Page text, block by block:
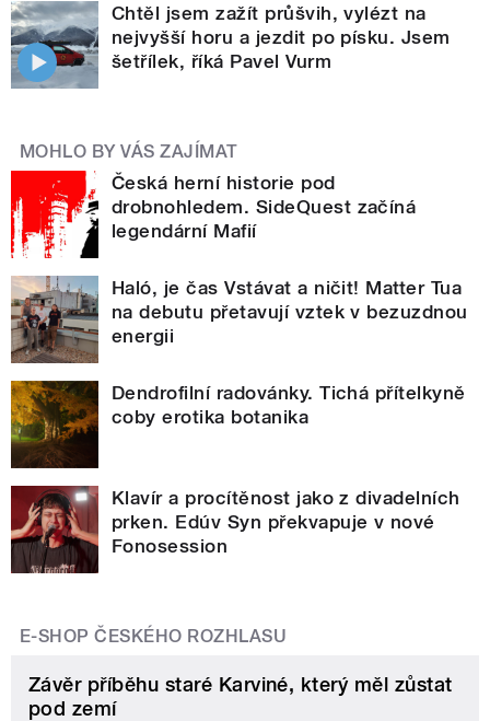
Chtěl jsem zažít průšvih, vylézt na
nejvyšší horu a jezdit po písku. Jsem
šetřílek, říká Pavel Vurm
MOHLO BY VÁS ZAJÍMAT
Česká herní historie pod
drobnohledem. SideQuest začíná
legendární Mafií
Haló, je čas Vstávat a ničit! Matter Tua
na debutu přetavují vztek v bezuzdnou
energii
Dendrofilní radovánky. Tichá přítelkyně
coby erotika botanika
Klavír a procítěnost jako z divadelních
prken. Edúv Syn překvapuje v nové
Fonosession
E-SHOP ČESKÉHO ROZHLASU
Závěr příběhu staré Karviné, který měl zůstat
pod zemí